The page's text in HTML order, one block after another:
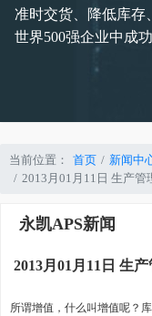
准时交货、降低库存
世界500强企业中成功
当前位置： 首页
新闻中
2013月01月11日 生产
永凯APS新闻
2013月01月11日 生
所谓增值，什么叫增值呢？